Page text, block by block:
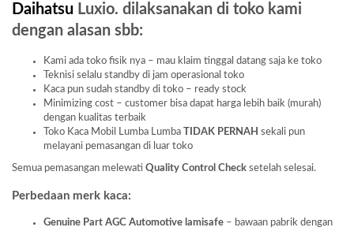
Daihatsu Luxio. dilaksanakan di toko kami
dengan alasan sbb:
Kami ada toko fisik nya – mau klaim tinggal datang saja ke toko
Teknisi selalu standby di jam operasional toko
Kaca pun sudah standby di toko – ready stock
Minimizing cost – customer bisa dapat harga lebih baik (murah)
dengan kualitas terbaik
Toko Kaca Mobil Lumba Lumba TIDAK PERNAH sekali pun
melayani pemasangan di luar toko
Semua pemasangan melewati Quality Control Check setelah selesai.
Perbedaan merk kaca:
Genuine Part AGC Automotive lamisafe – bawaan pabrik dengan